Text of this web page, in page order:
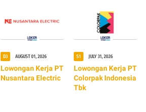
D3 AUGUST 01, 2026
Lowongan Kerja PT
Nusantara Electric
S1 JULY 31, 2026
Lowongan Kerja PT
Colorpak Indonesia
Tbk